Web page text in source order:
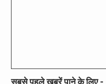
सबसे पहले ख़बरें पाने के लिए -